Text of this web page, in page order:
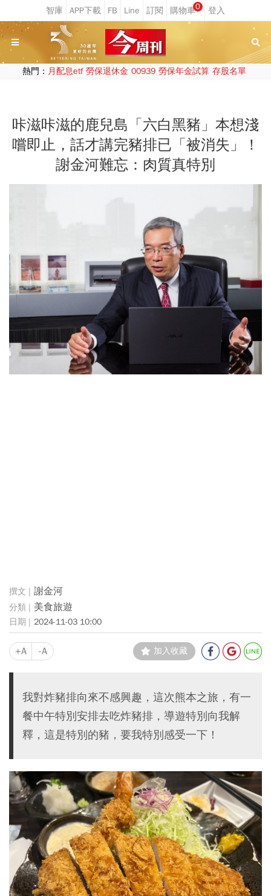
0
熱門： 月配息etf 勞保退休金 00939 勞保年金試算 存股名單
咔滋咔滋的鹿兒島「六白黑豬」本想淺
嚐即止，話才講完豬排已「被消失」！
謝金河難忘：肉質真特別
謝金河
美食旅遊
2024-11-03 10:00
+A -A 加入收藏
我對炸豬排向來不感興趣，這次熊本之旅，有一
餐中午特別安排去吃炸豬排，導遊特別向我解
釋，這是特別的豬，要我特別感受一下！